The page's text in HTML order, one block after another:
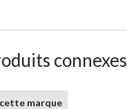
connexes
marque